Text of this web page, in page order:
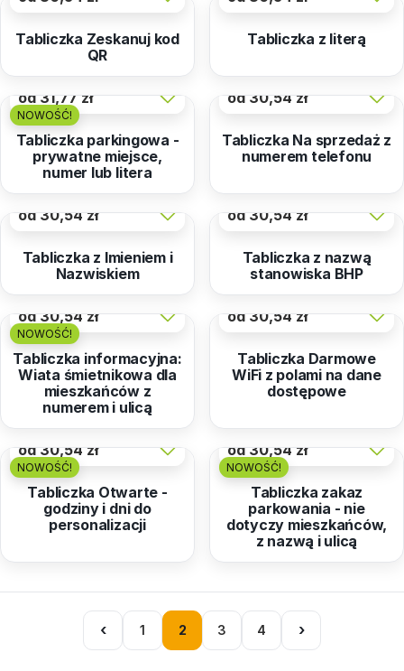
Tabliczka Zeskanuj kod
QR
Tabliczka z literą
NOWOŚĆ!
od31,77 zł
Tabliczka parkingowa -
prywatne miejsce,
numer lub litera
od30,54 zł
Tabliczka Na sprzedaż z
numerem telefonu
od30,54 zł
Tabliczka z Imieniem i
Nazwiskiem
od30,54 zł
Tabliczka z nazwą
stanowiska BHP
NOWOŚĆ!
od30,54 zł
Tabliczka informacyjna:
Wiata śmietnikowa dla
mieszkańców z
numerem i ulicą
od30,54 zł
Tabliczka Darmowe
WiFi z polami na dane
dostępowe
NOWOŚĆ!
od30,54 zł
Tabliczka Otwarte -
godziny i dni do
personalizacji
NOWOŚĆ!
od30,54 zł
Tabliczka zakaz
parkowania - nie
dotyczy mieszkańców,
z nazwą i ulicą
‹ 1 2 3 4 ›